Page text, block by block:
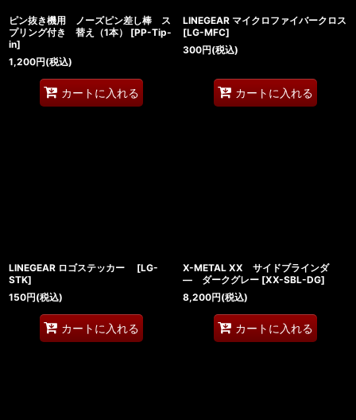
ピン抜き機用 ノーズピン差し棒 ス
プリング付き 替え（1本）
[PP-Tip-
in]
1,200円(税込)
カートに入れる
LINEGEAR マイクロファイバークロス
[LG-MFC]
300円(税込)
カートに入れる
LINEGEAR ロゴステッカー [LG-
STK]
150円(税込)
カートに入れる
X-METAL XX サイドブラインダ
― ダークグレー [XX-SBL-DG]
8,200円(税込)
カートに入れる